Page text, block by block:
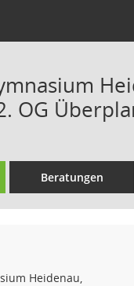
OG
Beratungen
Heidenau,